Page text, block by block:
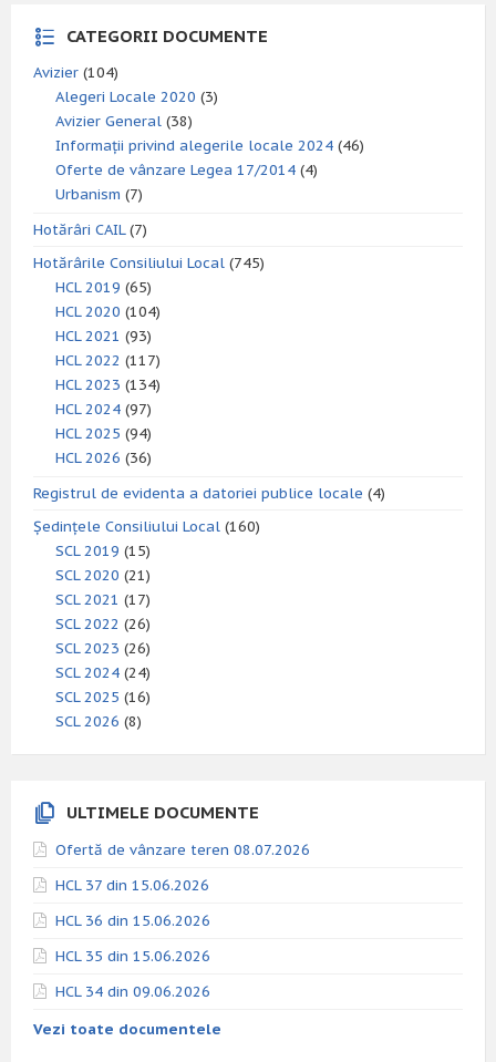
CATEGORII DOCUMENTE
Avizier (104)
Alegeri Locale 2020 (3)
Avizier General (38)
Informații privind alegerile locale 2024 (46)
Oferte de vânzare Legea 17/2014 (4)
Urbanism (7)
Hotărâri CAIL(7)
Hotărârile Consiliului Local (745)
HCL 2019 (65)
HCL 2020 (104)
HCL 2021 (93)
HCL 2022 (117)
HCL 2023 (134)
HCL 2024 (97)
HCL 2025 (94)
HCL 2026 (36)
Registrul de evidenta a datoriei publice locale (4)
Ședințele Consiliului Local (160)
SCL 2019 (15)
SCL 2020 (21)
SCL 2021 (17)
SCL 2022 (26)
SCL 2023 (26)
SCL 2024 (24)
SCL 2025 (16)
SCL 2026 (8)
ULTIMELE DOCUMENTE
Ofertă de vânzare teren 08.07.2026
HCL 37 din 15.06.2026
HCL 36 din 15.06.2026
HCL 35 din 15.06.2026
HCL 34 din 09.06.2026
Vezi toate documentele